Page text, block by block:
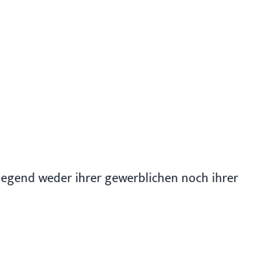
weder ihrer gewerblichen noch ihrer